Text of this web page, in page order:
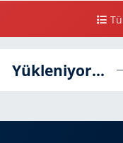
Yükleniyor...